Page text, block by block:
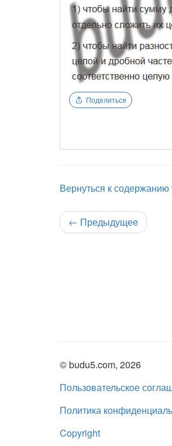
Поделиться
Вернуться к содержанию
← Предыдущее
© budu5.com, 2026
Пользовательское
Политика
Copyright